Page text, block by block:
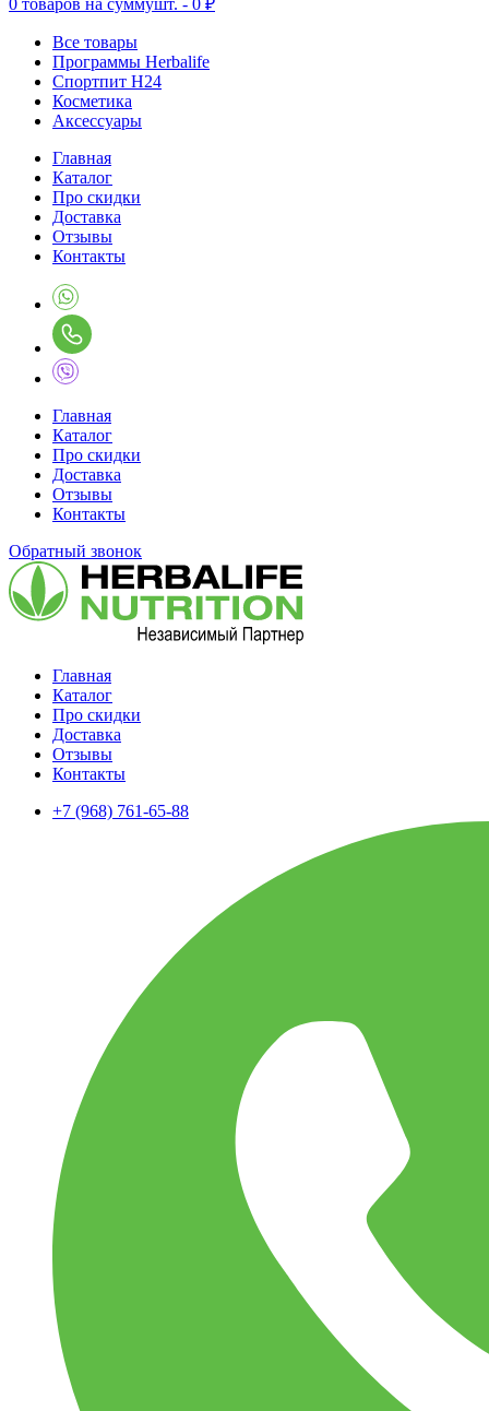
0 товаров на суммушт. - 0 ₽
Все товары
Программы Herbalife
Спортпит H24
Косметика
Аксессуары
Главная
Каталог
Про скидки
Доставка
Отзывы
Контакты
Главная
Каталог
Про скидки
Доставка
Отзывы
Контакты
Обратный звонок
Главная
Каталог
Про скидки
Доставка
Отзывы
Контакты
+7 (968) 761-65-88